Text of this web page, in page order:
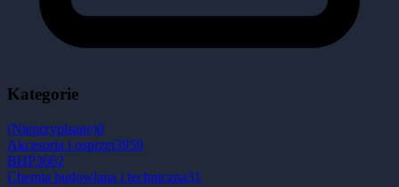
Kategorie
(Nieprzypisane)0
Akcesoria i osprzęt3959
BHP3662
Chemia budowlana i techniczna31